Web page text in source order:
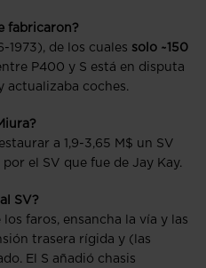
fabricaron?
1973), de los cuales solo ~150
P400 y S está en disputa
actualizaba coches.
a 1,9-3,65 M$ un SV
por el SV que fue de Jay Kay.
SV?
faros, ensancha la vía y las
trasera rígida y (las
El S añadió chasis